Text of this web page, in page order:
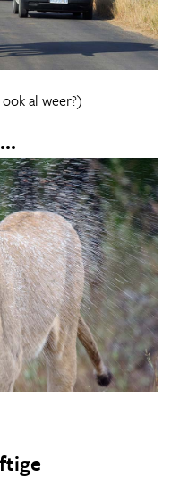
al weer?)